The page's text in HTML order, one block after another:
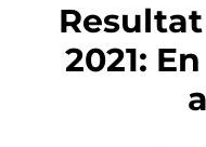
Resultat Ishockey VM
2021: